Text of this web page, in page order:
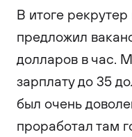
В итоге
предложил
долларов в час.
зарплату до 35
был очень
проработал там